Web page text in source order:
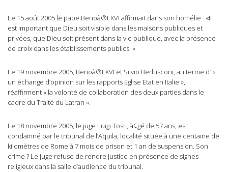
Le 15 août 2005 le pape Benoà®t XVI affirmait dans son homélie : «Il
est important que Dieu soit visible dans les maisons publiques et
privées, que Dieu soit présent dans la vie publique, avec la présence
de croix dans les établissements publics. »
Le 19 novembre 2005, Benoà®t XVI et Silvio Berlusconi, au terme d’ «
un échange d’opinion sur les rapports Eglise Etat en Italie »,
réaffirment « la volonté de collaboration des deux parties dans le
cadre du Traité du Latran ».
Le 18 novembre 2005, le juge Luigi Tosti, à¢gé de 57 ans, est
condamné par le tribunal de l’Aquila, localité située à une centaine de
kilomètres de Rome à 7 mois de prison et 1 an de suspension. Son
crime ? Le juge refuse de rendre justice en présence de signes
religieux dans la salle d’audience du tribunal.